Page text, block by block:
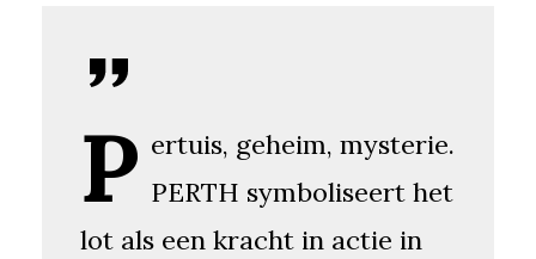
P ertuis, geheim, mysterie.
PERTH symboliseert het
lot als een kracht in actie in